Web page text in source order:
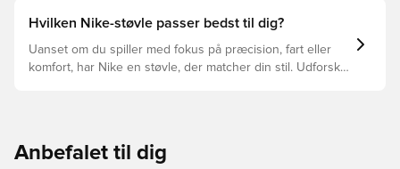
støvler der er det bedste valg til de forskellige typer
Hvilken Nike-støvle passer bedst til dig?
Uanset om du spiller med fokus på præcision, fart eller
komfort, har Nike en støvle, der matcher din stil. Udforsk
Anbefalet til dig